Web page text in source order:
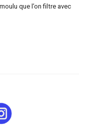
que l’on filtre avec